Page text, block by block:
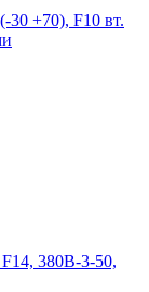
+70), F10 вт.
380B-3-50,